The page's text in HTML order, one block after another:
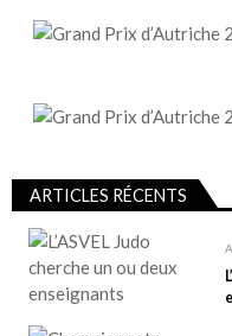
ARTICLES RÉCENTS